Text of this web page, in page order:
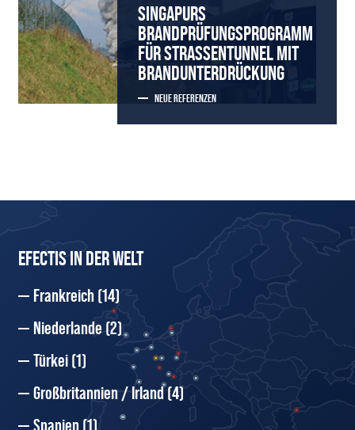
SINGAPURS
BRANDPRÜFUNGSPROGRAMM
FÜR STRASSENTUNNEL MIT B
RANDUNTERDRÜCKUNG
NEUE REFERENZEN
EFECTIS IN DER WELT
Frankreich (14)
Niederlande(2)
Türkei(1)
Großbritannien / Irland(4)
Spanien (1)